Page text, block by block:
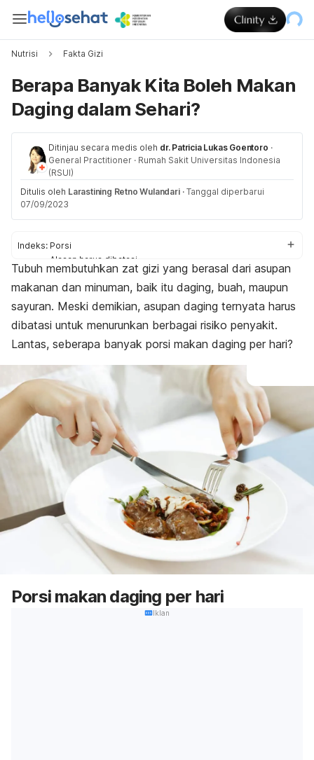
Nutrisi Fakta Gizi
Berapa Banyak Kita Boleh Makan
Daging dalam Sehari?
Ditinjau secara medis oleh dr. Patricia Lukas Goentoro ·
General Practitioner · Rumah Sakit Universitas Indonesia
(RSUI)
Ditulis oleh Larastining Retno Wulandari · Tanggal diperbarui
07/09/2023
Indeks: Porsi
Alasan harus dibatasi
Aturan aman
Tubuh membutuhkan zat gizi yang berasal dari asupan
makanan dan minuman, baik itu daging, buah, maupun
sayuran. Meski demikian, asupan daging ternyata harus
dibatasi untuk menurunkan berbagai risiko penyakit.
Lantas, seberapa banyak porsi makan daging per hari?
Porsi makan daging per hari
Iklan